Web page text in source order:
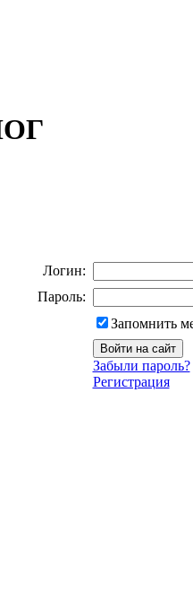
Логин:
Пароль:
Запомнить
Забыли пароль?
Регистрация